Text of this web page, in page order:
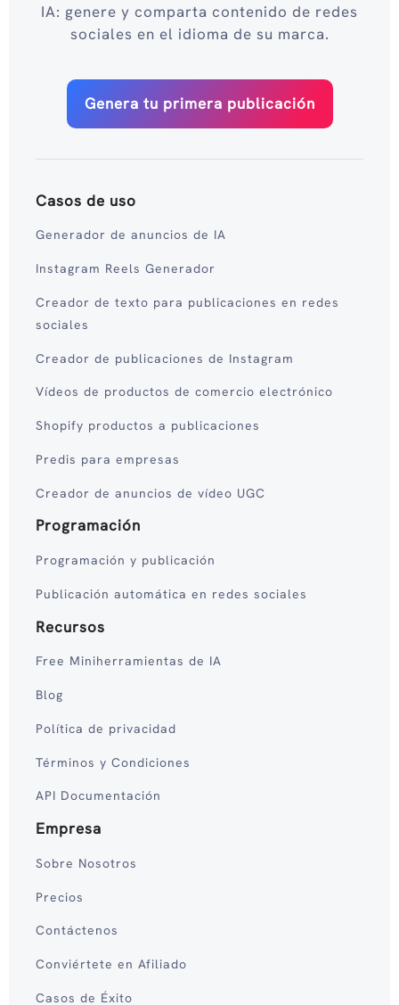
IA: genere y comparta contenido de redes
sociales en el idioma de su marca.
Genera tu primera publicación
Casos de uso
Generador de anuncios de IA
Instagram Reels Generador
Creador de texto para publicaciones en redes
sociales
Creador de publicaciones de Instagram
Vídeos de productos de comercio electrónico
Shopify productos a publicaciones
Predis para empresas
Creador de anuncios de vídeo UGC
Programación
Programación y publicación
Publicación automática en redes sociales
Recursos
Free Miniherramientas de IA
Blog
Política de privacidad
Términos y Condiciones
API Documentación
Empresa
Sobre Nosotros
Precios
Contáctenos
Conviértete en Afiliado
Casos de Éxito